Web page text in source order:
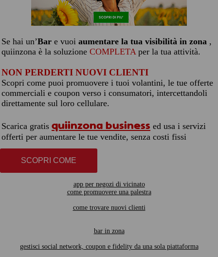
Se hai un’Bar e vuoi aumentare la tua visibilità in zona ,
quiinzona è la soluzione COMPLETAper la tua attività.
NON PERDERTI NUOVI CLIENTI
Scopri come puoi promuovere i tuoi volantini, le tue offerte
commerciali e coupon verso i consumatori, intercettandoli
direttamente sul loro cellulare.
Scarica gratis quiinzona business ed usa i servizi
offerti per aumentare le tue vendite, senza costi fissi
SCOPRI COME
app per negozi di vicinato
come promuovere una palestra
come trovare nuovi clienti
bar in zona
gestisci social network, coupon e fidelity da una sola piattaforma